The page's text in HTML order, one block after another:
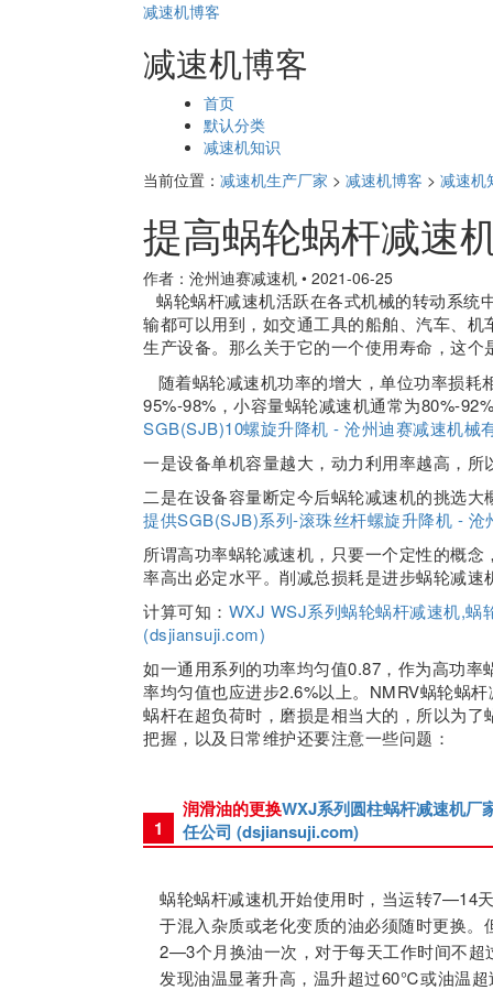
减速机博客
减速机博客
航
首页
默认分类
减速机知识
当前位置： 减速机生产厂家 > 减速机博客 > 减速机
提高蜗轮蜗杆减速
作者：沧州迪赛减速机 • 2021-06-25
蜗轮蜗杆减速机活跃在各式机械的转动系统
输都可以用到，如交通工具的船舶、汽车、
生产设备。那么关于它的一个使用寿命，这个
随着蜗轮减速机功率的增大，单位功率损耗
95%-98%，小容量蜗轮减速机通常为80%-
SGB(SJB)10螺旋升降机 - 沧州迪赛减速机械
一是设备单机容量越大，动力利用率越高，所
二是在设备容量断定今后蜗轮减速机的挑选
提供SGB(SJB)系列-滚珠丝杆螺旋升降机 -
所谓高功率蜗轮减速机，只要一个定性的概
率高出必定水平。削减总损耗是进步蜗轮减速
计算可知： WXJ WSJ系列蜗轮蜗杆减速机,蜗
(dsjiansuji.com)
如一通用系列的功率均匀值0.87，作为高功
率均匀值也应进步2.6%以上。 NMRV蜗轮蜗
蜗杆在超负荷时，磨损是相当大的，所以为
把握，以及日常维护还要注意一些问题：
1
润滑油的更换WXJ系列圆柱蜗杆减速机厂
任公司 (dsjiansuji.com)
蜗轮蜗杆减速机开始使用时，当运转7—14
于混入杂质或老化变质的油必须随时更换
2—3个月换油一次，对于每天工作时间不
发现油温显著升高，温升超过60℃或油温